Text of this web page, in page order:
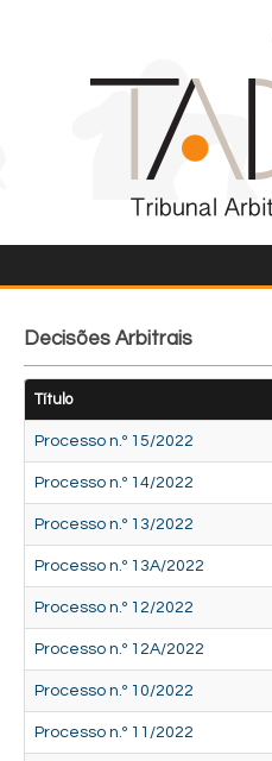
Decisões Arbitrais
Título
Processo n.º 15/2022
Processo n.º 14/2022
Processo n.º 13/2022
Processo n.º 13A/2022
Processo n.º 12/2022
Processo n.º 12A/2022
Processo n.º 10/2022
Processo n.º 11/2022